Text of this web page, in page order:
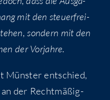
mit den steu­er­frei­
son­dern mit den
der Vorjahre.
Müns­ter ent­schied,
der Recht­mä­ßig­